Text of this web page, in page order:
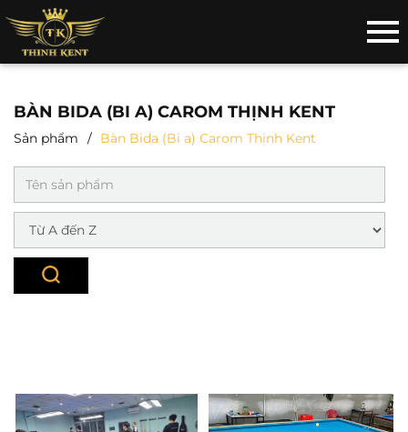
BÀN BIDA (BI A) CAROM THỊNH KENT
Sản phẩm Bàn Bida (Bi a) Carom Thịnh Kent